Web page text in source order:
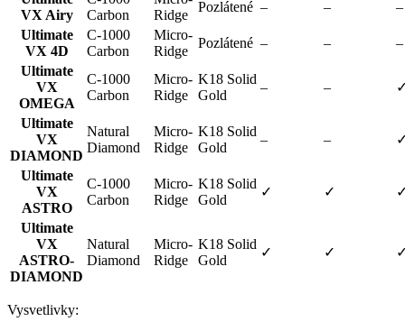
VX Airy
Carbon
Ridge
Pozlátené – –
–
Ultimate
VX 4D
C-1000
Carbon
Micro-
Ridge
Pozlátené – –
–
Ultimate
VX
OMEGA
C-1000
Carbon
Micro-
Ridge
K18 Solid
Gold
– –
Ultimate
VX
DIAMOND
Natural
Diamond
Micro-
Ridge
K18 Solid
Gold
– –
Ultimate
VX
ASTRO
C-1000
Carbon
Micro-
Ridge
K18 Solid
Gold
✓ ✓
Ultimate
VX
ASTRO-
DIAMOND
Natural
Diamond
Micro-
Ridge
K18 Solid
Gold
✓ ✓
Vysvetlivky: